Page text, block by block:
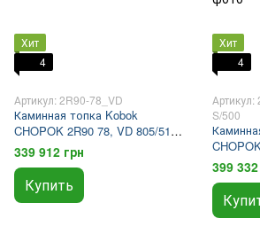
Хит
4
Артикул: 2R90-78_VD
Каминная топка Kobok
CHOPOK 2R90 78, VD 805/510-
S500 SO, SM
339 912 грн
Купить
Хит
4
S/500
S/500
и рамкой
399